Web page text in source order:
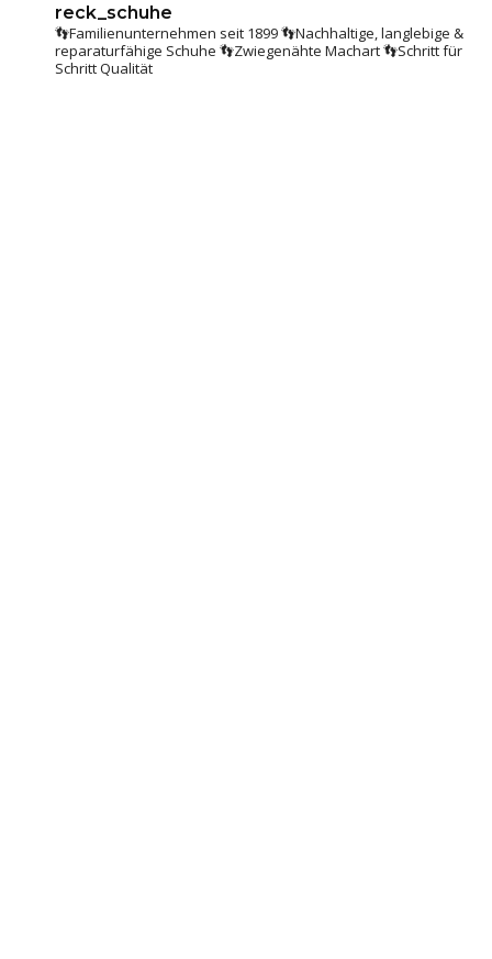
reck_schuhe
👣Familienunternehmen seit 1899👣Nachhaltige, langlebige &
reparaturfähige Schuhe 👣Zwiegenähte Machart👣Schritt für
Schritt Qualität